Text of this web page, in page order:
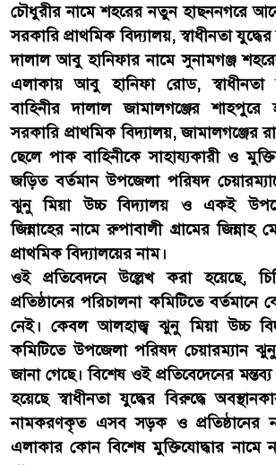
চৌধুরীর নামে শহরের নতুন হাছননগরে
সরকারি প্রাথমিক বিদ্যালয়, স্বাধীনতা
দালাল আবু হানিফার নামে সুনামগঞ্জ
এলাকায় আবু হানিফা রোড,
বাহিনীর দালাল জামালগঞ্জের
সরকারি প্রাথমিক বিদ্যালয়, জামালগঞ্জের
ছেলে পাক বাহিনীকে সাহায্যকারী ও
জড়িত বর্তমান উপজেলা পরিষদ
ঝুনু মিয়া উচ্চ বিদ্যালয় ও একই
জিন্নাহের নামে রুপাবালী গ্রামের জিন্নাহ
প্রাথমিক বিদ্যালয়ের নাম।
ওই প্রতিবেদনে উল্লেখ করা হয়েছে,
প্রতিষ্ঠানের পরিচালনা কমিটিতে বর্তমানে
নেই। কেবল আলহাজ্ব ঝুনু মিয়া উচ্চ
কমিটিতে উপজেলা পরিষদ চেয়ারম্যান
জানা গেছে। বিশেষ ওই প্রতিবেদেনের
হয়েছে স্বাধীনতা যুদ্ধের বিরুদ্ধে
নামকরণকৃত এসব সড়ক ও প্রতিষ্ঠানের
এলাকার কোন বিশেষ মুক্তিযোদ্ধার নামে